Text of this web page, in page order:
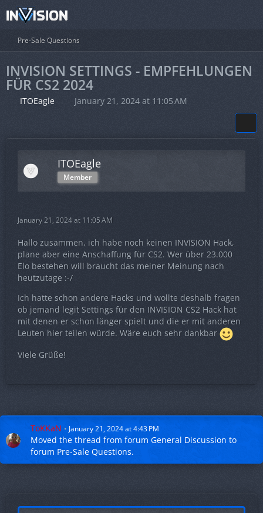
Pre-Sale Questions
INVISION SETTINGS - EMPFEHLUNGEN
FÜR CS2 2024
ITOEagle January 21, 2024 at 11:05 AM
ITOEagle
Member
January 21, 2024 at 11:05 AM
Hallo zusammen, ich habe noch keinen INVISION Hack,
plane aber eine Anschaffung für CS2. Wer über 23.000
Elo bestehen will braucht das meiner Meinung nach
heutzutage :-/
Ich hatte schon andere Hacks und wollte deshalb fragen
ob jemand legit Settings für den INVISION CS2 Hack hat
mit denen er schon länger spielt und die er mit anderen
Leuten hier teilen würde. Wäre euch sehr dankbar
VIele Grüße!
ToKKaN January 21, 2024 at 4:43 PM
Moved the thread from forum General Discussion to
forum Pre-Sale Questions.